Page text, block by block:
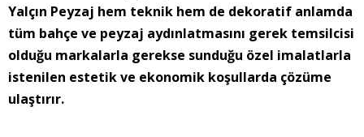
Yalçın Peyzaj hem teknik hem de dekoratif anlamda
tüm bahçe ve peyzaj aydınlatmasını gerek temsilcisi
olduğu markalarla gerekse sunduğu özel imalatlarla
istenilen estetik ve ekonomik koşullarda çözüme
ulaştırır.